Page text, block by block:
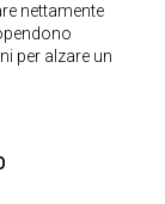
nettamente
per alzare un